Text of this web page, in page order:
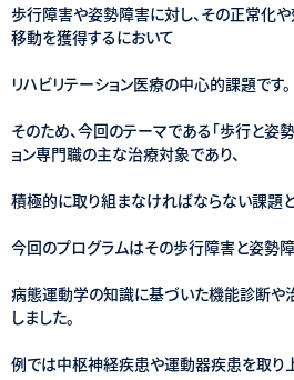
歩行障害や姿勢障害に対し、その正常化
移動を獲得するにおいて
リハビリテーション医療の中心的課題です。
そのため、今回のテーマである「歩行と姿
ョン専門職の主な治療対象であり、
積極的に取り組まなければならない課題と
今回のプログラムはその歩行障害と姿勢障
病態運動学の知識に基づいた機能診断や
しました。
例では中枢神経疾患や運動器疾患を取り